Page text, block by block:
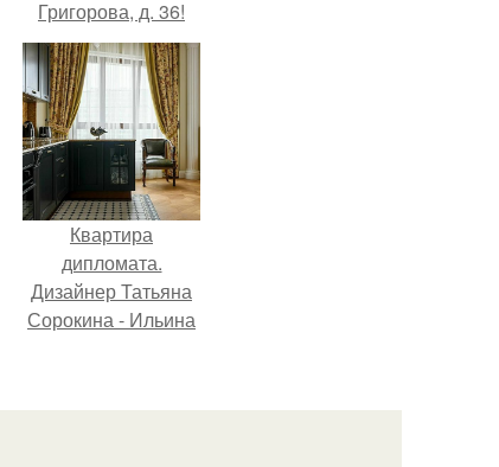
Григорова, д. 36!
Квартира
дипломата.
Дизайнер Татьяна
Сорокина - Ильина
интерьер для